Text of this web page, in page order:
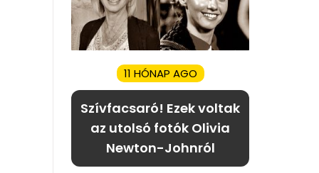
11 HÓNAP AGO
Szívfacsaró! Ezek voltak
az utolsó fotók Olivia
Newton-Johnról